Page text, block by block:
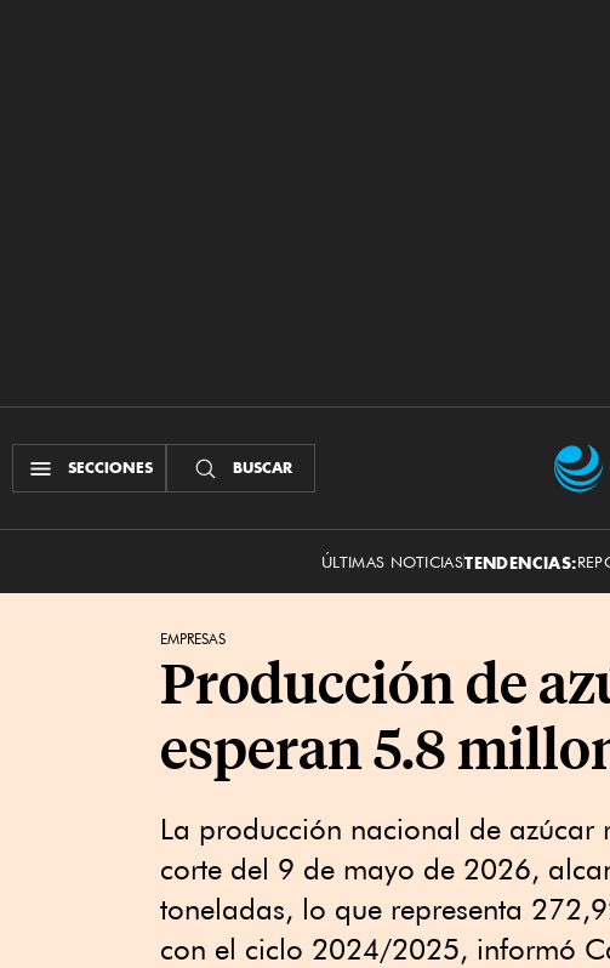
SECCIONES BUSCAR
ÚLTIMAS NOTICIASTENDENCIAS:
EMPRESAS
Producción de
esperan 5.8
La producción nacional de azúcar
corte del 9 de mayo de 2026,
toneladas, lo que representa
con el ciclo 2024/2025, informó